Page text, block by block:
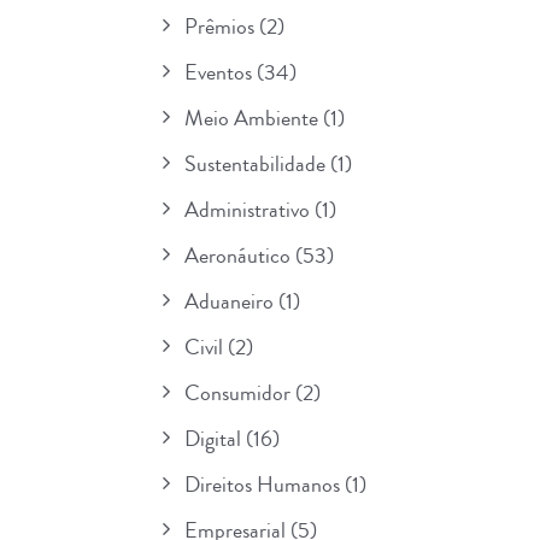
Prêmios(2)
Eventos(34)
Meio Ambiente(1)
Sustentabilidade(1)
Administrativo (1)
Aeronáutico (53)
Aduaneiro (1)
Civil (2)
Consumidor(2)
Digital (16)
Direitos Humanos(1)
Empresarial (5)